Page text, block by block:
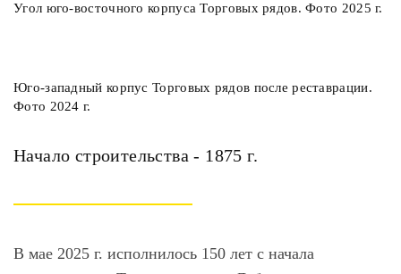
Начало строительства - 1875 г.
В мае 2025 г. исполнилось 150 лет с начала
Угол юго-восточного корпуса Торговых рядов. Фото 2025 г.
Юго-западный корпус Торговых рядов после реставрации.
Фото 2024 г.